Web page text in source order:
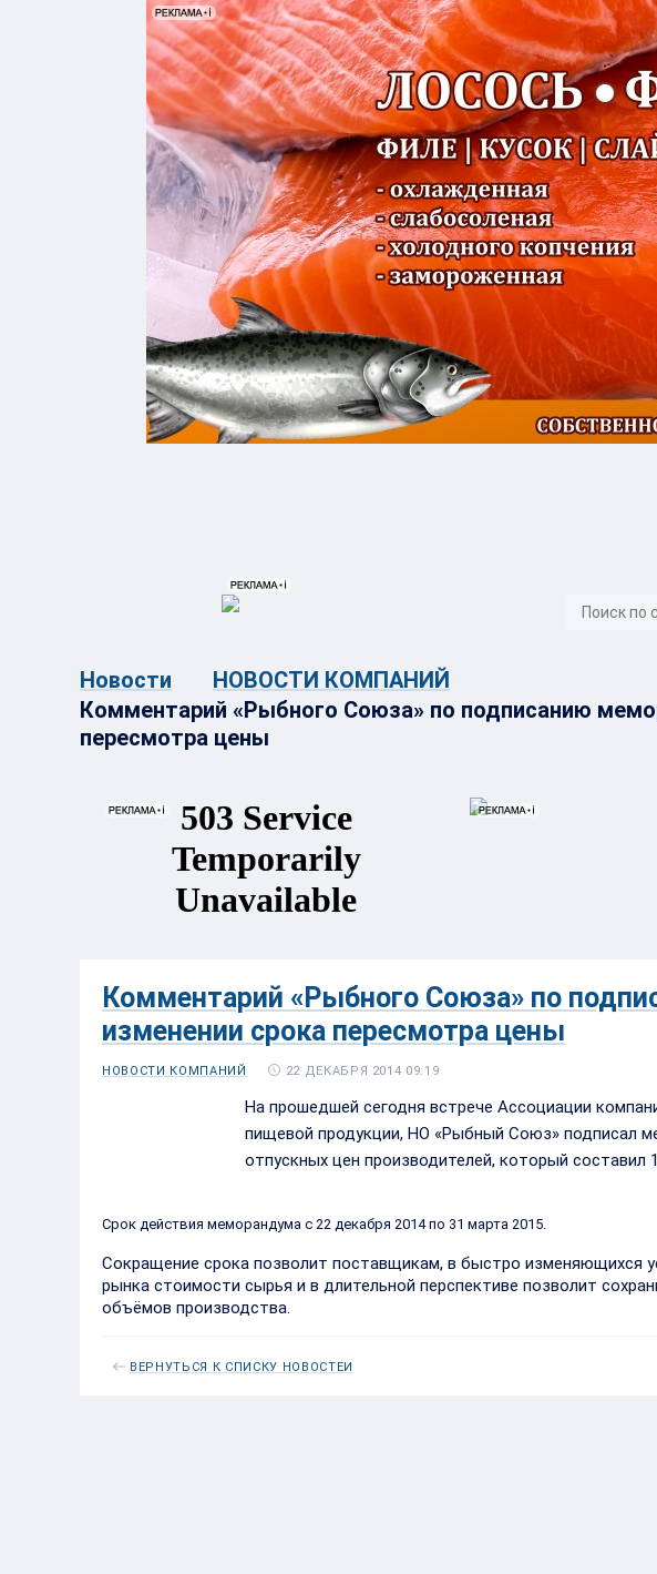
Новости
НОВОСТИ КОМПАНИЙ
Комментарий «Рыбного Союза» по подписанию
пересмотра цены
Комментарий «Рыбного Союза» по
изменении срока пересмотра цены
НОВОСТИ КОМПАНИЙ 22 ДЕКАБРЯ 2014 09:19
На прошедшей сегодня встрече Ассоциации
пищевой продукции, НО «Рыбный Союз» подписал
отпускных цен производителей, который составил
Срок действия меморандума с 22 декабря 2014 по 31 марта 2015.
Сокращение срока позволит поставщикам, в быстро изменяющихся
рынка стоимости сырья и в длительной перспективе позволит
объёмов производства.
ВЕРНУТЬСЯ К СПИСКУ НОВОСТЕЙ